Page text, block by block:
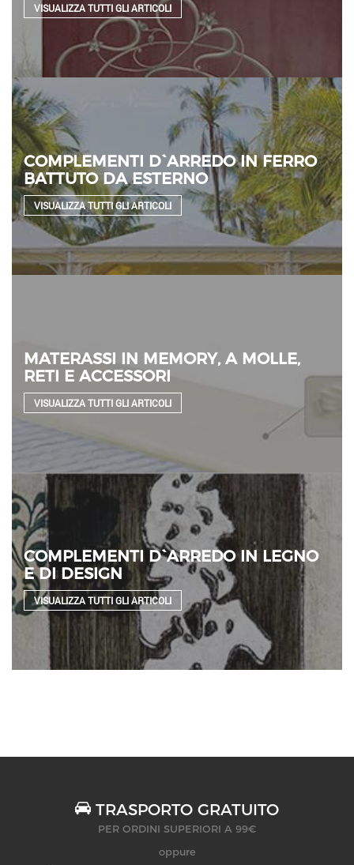
VISUALIZZA TUTTI GLI ARTICOLI
COMPLEMENTI D`ARREDO IN FERRO
BATTUTO DA ESTERNO
VISUALIZZA TUTTI GLI ARTICOLI
MATERASSI IN MEMORY, A MOLLE,
RETI E ACCESSORI
VISUALIZZA TUTTI GLI ARTICOLI
COMPLEMENTI D`ARREDO IN LEGNO
E DI DESIGN
VISUALIZZA TUTTI GLI ARTICOLI
TRASPORTO GRATUITO
PER ORDINI SUPERIORI A 99€
oppure